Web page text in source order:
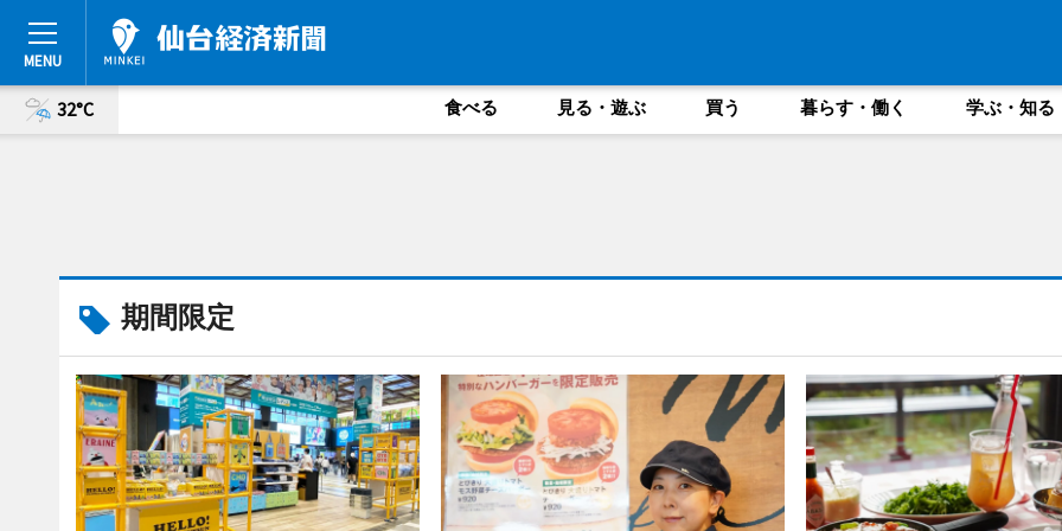
32°C 食べる 見る・遊ぶ 買う 暮らす・働く 学ぶ・知る
期間限定